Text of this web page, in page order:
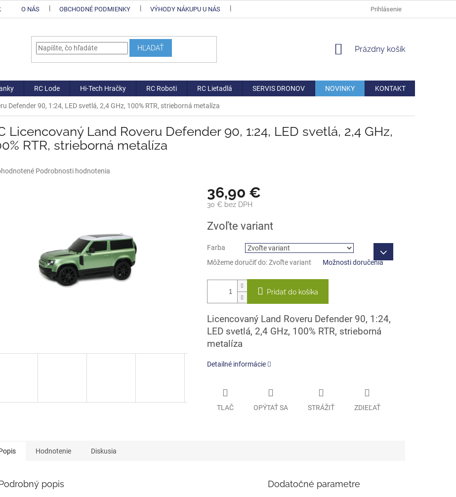
O NÁS OBCHODNÉ PODMIENKY VÝHODY NÁKUPU U NÁS AKO REKLAMOVAŤ/VRÁTIŤ
Prihlásenie
HĽADAŤ
NÁKUPNÝ
Prázdny košík
RC Lode Hi-Tech Hračky RC Roboti RC Lietadlá SERVIS DRONOV NOVINKY KONTAKT
Defender 90, 1:24, LED svetlá, 2,4 GHz, 100% RTR, strieborná metalíza
Licencovaný Land Roveru Defender 90, 1:24, LED svetlá, 2,4 GHz,
RTR, strieborná metalíza
Podrobnosti hodnotenia
36,90 €
30 € bez DPH
cena:
Zvoľte variant
Farba
Môžeme doručiť do: Zvoľte variant Možnosti doručenia
Pridať do košíka
Licencovaný Land Roveru Defender 90, 1:24,
LED svetlá, 2,4 GHz, 100% RTR, strieborná
metalíza
Detailné informácie
TLAČ OPÝTAŤ SA STRÁŽIŤ ZDIEĽAŤ
Hodnotenie Diskusia
popis Dodatočné parametre